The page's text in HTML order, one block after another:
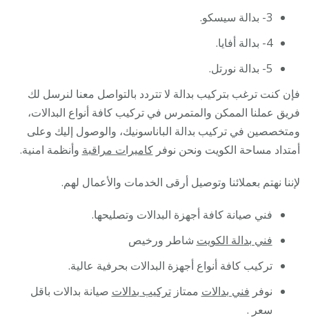
3- بدالة سيسكو.
4- بدالة أفايا.
5- بدالة نورتل.
فإن كنت ترغب بتركيب بدالة لا تتردد بالتواصل معنا لنرسل لك
فريق عملنا الممكن والمتمرس في تركيب كافة أنواع البدالات،
ومتخصصين في تركيب بدالة الباناسونيك، والوصول إليك وعلى
أمتداد مساحة الكويت ونحن نوفركاميرات مراقبة وأنظمة امنية.
لإننا نهتم بعملائنا وتوصيل أرقى الخدمات والأعمال لهم.
فني صيانة كافة أجهزة البدالات وتصليحها.
فني بدالة الكويت شاطر ورخيص
تركيب كافة أنواع أجهزة البدالات بحرفية عالية.
نوفر فني بدالات ممتازتركيب بدالات صيانة بدالات باقل
سعر .